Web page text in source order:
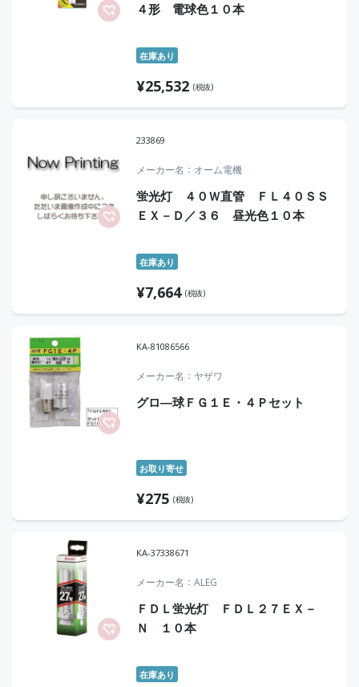
４形 電球色１０本
在庫あり
¥25,532 (税抜)
233869
メーカー名 オーム電機
蛍光灯 ４０Ｗ直管 ＦＬ４０ＳＳ
ＥＸ－Ｄ／３６ 昼光色１０本
在庫あり
¥7,664 (税抜)
KA-81086566
メーカー名 ヤザワ
グロ―球ＦＧ１Ｅ・４Ｐセット
お取り寄せ
¥275 (税抜)
KA-37338671
メーカー名 ALEG
ＦＤＬ蛍光灯 ＦＤＬ２７ＥＸ－
Ｎ １０本
在庫あり